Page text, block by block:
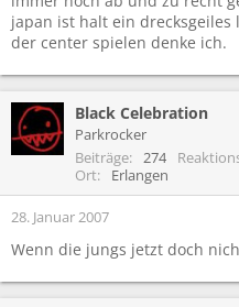
japan ist halt ein
der center spielen denke ich.
Black Celebration
Parkrocker
Beiträge
274
Ort
Erlangen
28. Januar 2007
Wenn die jungs jetzt doch